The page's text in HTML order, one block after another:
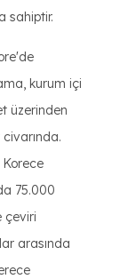
sahiptir.
kurum içi
üzerinden
75.000
çeviri
arasında